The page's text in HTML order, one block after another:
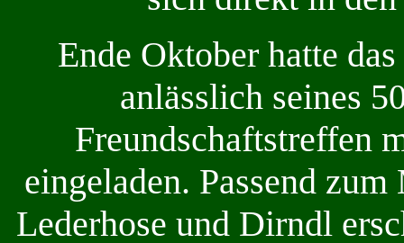
Ende Oktober hatte
anlässlich seines
Freundschaftstreffen
eingeladen. Passend
Lederhose und Dirndl